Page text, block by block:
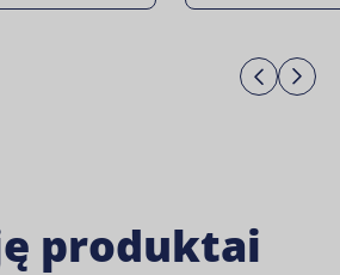
produktai